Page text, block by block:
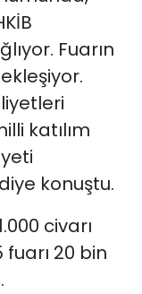
Fuarın
katılım
konuştu.
civarı
20 bin